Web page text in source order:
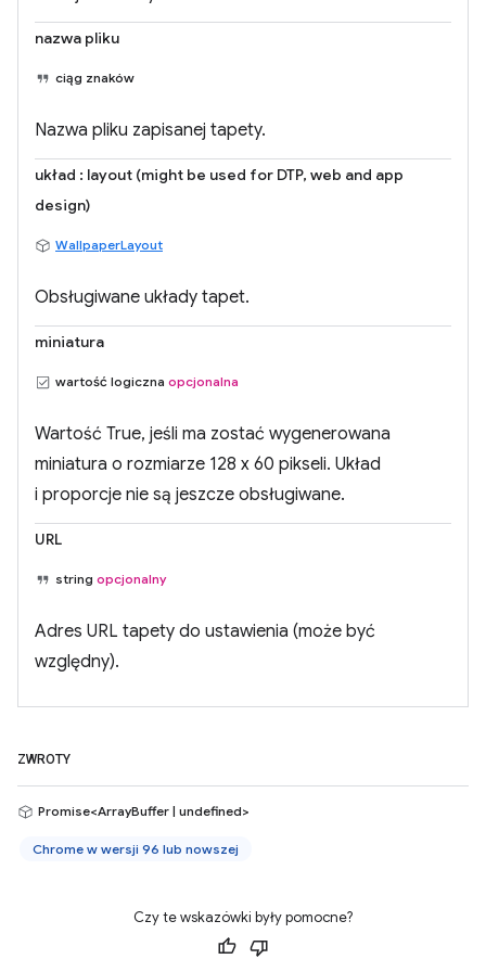
nazwa pliku
ciąg znaków
Nazwa pliku zapisanej tapety.
układ : layout (might be used for DTP, web and app
design)
WallpaperLayout
Obsługiwane układy tapet.
miniatura
wartość logiczna opcjonalna
Wartość True, jeśli ma zostać wygenerowana
miniatura o rozmiarze 128 x 60 pikseli. Układ
i proporcje nie są jeszcze obsługiwane.
URL
string opcjonalny
Adres URL tapety do ustawienia (może być
względny).
ZWROTY
Promise<ArrayBuffer | undefined>
Chrome w wersji 96 lub nowszej
Czy te wskazówki były pomocne?